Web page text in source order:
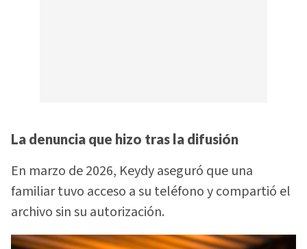
La denuncia que hizo tras la difusión
En marzo de 2026, Keydy aseguró que una
familiar tuvo acceso a su teléfono y compartió el
archivo sin su autorización.